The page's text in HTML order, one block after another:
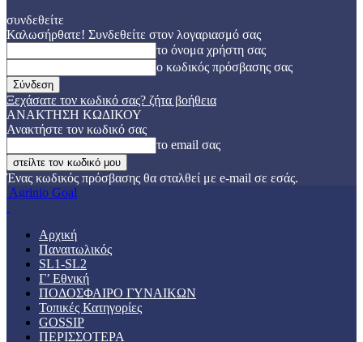
συνδεθείτε
Καλωσήρθατε! Συνδεθείτε στον λογαριασμό σας
το όνομα χρήστη σας
ο κωδικός πρόσβασης σας
Ξεχάσατε τον κωδικό σας? ζήτα βοήθεια
ΑΝΑΚΤΗΣΗ ΚΩΔΙΚΟΥ
Ανακτήστε τον κωδικό σας
το email σας
Ένας κωδικός πρόσβασης θα σταλθεί με e-mail σε εσάς.
Agrinio Goal
Αρχική
Παναιτωλικός
SL1-SL2
Γ’ Εθνική
ΠΟΔΟΣΦΑΙΡΟ ΓΥΝΑΙΚΩΝ
Τοπικές Κατηγορίες
GOSSIP
ΠΕΡΙΣΣΟΤΕΡΑ